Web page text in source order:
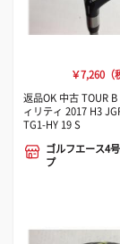
￥7,260（
返品OK 中古 TOUR
ィリティ 2017 H3
TG1-HY 19 S
ゴルフエース4
プ